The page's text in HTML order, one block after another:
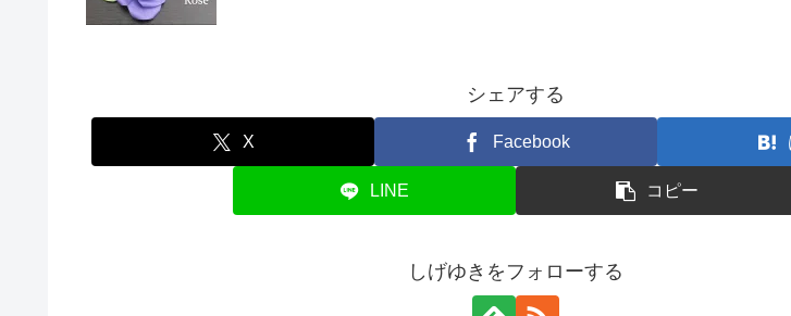
シェアする
X Facebook
LINE コピー
しげゆきをフォローする